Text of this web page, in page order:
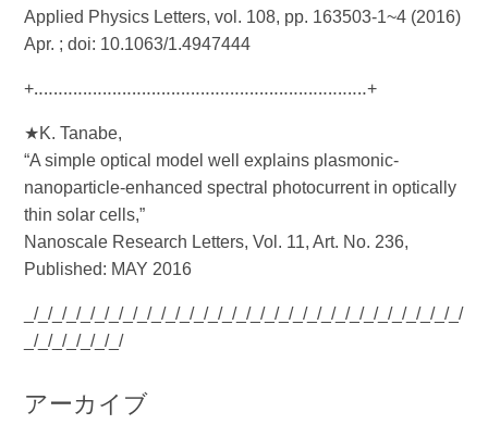
Applied Physics Letters, vol. 108, pp. 163503-1~4 (2016)
Apr. ; doi: 10.1063/1.4947444
+‥‥‥‥‥‥‥‥‥‥‥‥‥‥‥‥‥‥‥‥‥‥‥‥‥‥‥‥‥‥‥‥‥‥+
★K. Tanabe,
“A simple optical model well explains plasmonic-
nanoparticle-enhanced spectral photocurrent in optically
thin solar cells,”
Nanoscale Research Letters, Vol. 11, Art. No. 236,
Published: MAY 2016
_/_/_/_/_/_/_/_/_/_/_/_/_/_/_/_/_/_/_/_/_/_/_/_/_/_/_/_/_/_/_/
_/_/_/_/_/_/_/
アーカイブ